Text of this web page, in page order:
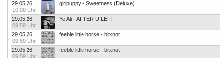
29.05.26
10:00 Uhr
girlpuppy - Sweetness (Deluxe)
29.05.26
09:59 Uhr
Ye Ali - AFTER U LEFT
29.05.26
09:59 Uhr
feeble little horse - bitknot
29.05.26
09:59 Uhr
feeble little horse - bitknot